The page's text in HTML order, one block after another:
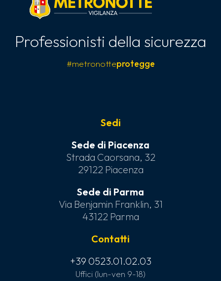
Professionisti della sicurezza
#metronotteprotegge
Sedi
Sede di Piacenza
Strada Caorsana, 32
29122 Piacenza
Sede di Parma
Via Benjamin Franklin, 31
43122 Parma
Contatti
+39 0523.01.02.03
Uffici (lun-ven 9-18)